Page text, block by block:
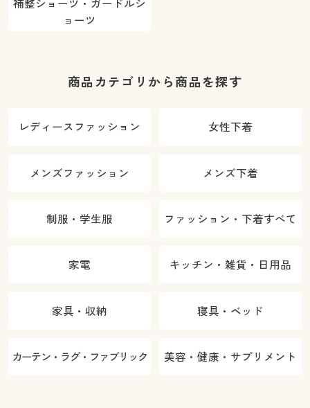
補整ショーツ・ガードルシ
ョーツ
商品カテゴリから商品を探す
レディースファッション 女性下着
メンズファッション メンズ下着
制服・学生服 ファッション・下着すべて
家電 キッチン・雑貨・日用品
家具・収納 寝具・ベッド
カーテン・ラグ・ファブリック 美容・健康・サプリメント